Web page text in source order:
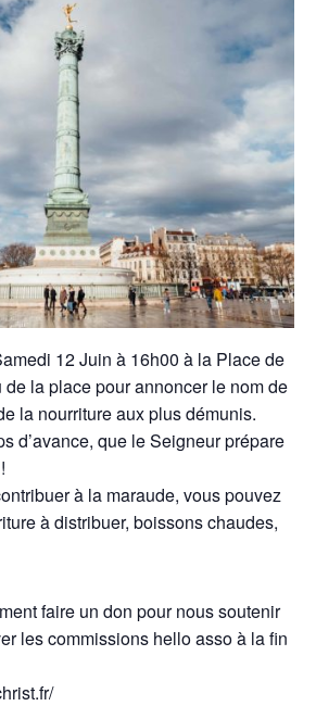
12 Juin à 16h00 à la Place de
la place pour annoncer le nom de
la nourriture aux plus démunis.
d’avance, que le Seigneur prépare
à la maraude, vous pouvez
à distribuer, boissons chaudes,
faire un don pour nous soutenir
les commissions hello asso à la fin